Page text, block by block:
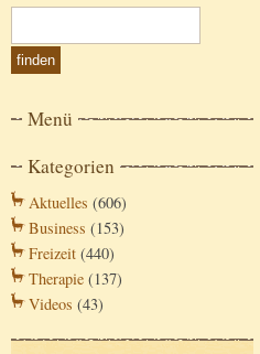
Menü
Kategorien
Aktuelles (606)
Business (153)
Freizeit (440)
Therapie (137)
Videos (43)